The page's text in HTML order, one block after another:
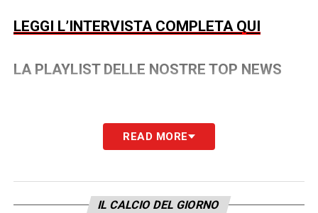
LEGGI L’INTERVISTA COMPLETA QUI
LA PLAYLIST DELLE NOSTRE TOP NEWS
READ MORE
IL CALCIO DEL GIORNO